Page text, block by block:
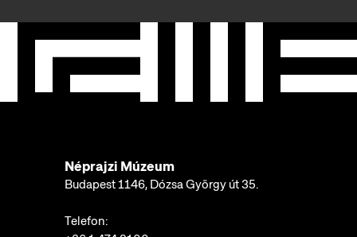
Néprajzi Múzeum
Budapest 1146, Dózsa György út 35.
Telefon: